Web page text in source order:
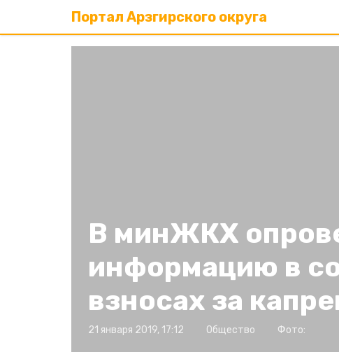
Портал Арзгирского округа
В минЖКХ
информацию в
взносах за
21 января 2019, 17:12 Общество Фото: